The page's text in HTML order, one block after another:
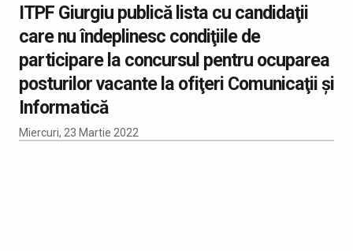
ITPF Giurgiu publică lista cu candidaţii
care nu îndeplinesc condiţiile de
participare la concursul pentru ocuparea
posturilor vacante la ofiţeri Comunicaţii şi
Informatică
Miercuri, 23 Martie 2022